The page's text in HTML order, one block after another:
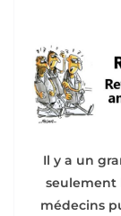
Il y a un
seulement
médecins